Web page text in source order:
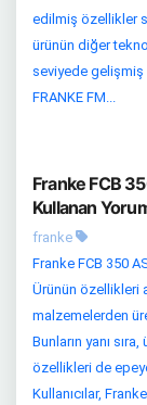
edilmiş özellikler
ürünün diğer
seviyede gelişmiş
FRANKE FM...
Franke FCB
Kullanan
franke
Franke FCB 350
Ürünün özellikleri
malzemelerden
Bunların yanı
özellikleri de
Kullanıcılar,